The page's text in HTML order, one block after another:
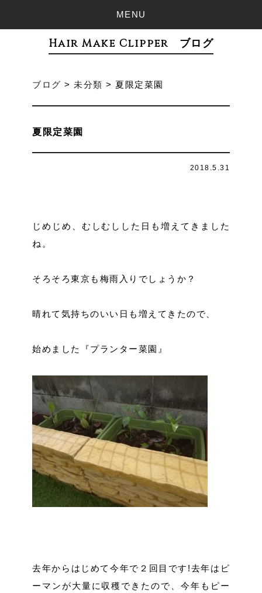
MENU
Hair Make Clipper ブログ
ブログ > 未分類 > 夏限定菜園
夏限定菜園
2018.5.31
じめじめ、むしむしした日も増えてきました
ね。
そろそろ東京も梅雨入りでしょうか？
晴れて気持ちのいい日も増えてきたので、
始めました『プランター菜園』
去年からはじめて今年で２回目です!去年はピ
ーマンが大量に収穫できたので、今年もピー